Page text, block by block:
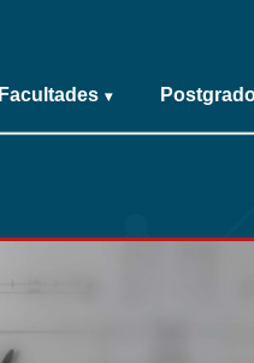
Facultades ▾